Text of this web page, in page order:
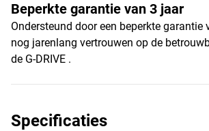
Beperkte garantie van 3 jaar
Ondersteund door een beperkte garantie
nog jarenlang vertrouwen op de
de G-DRIVE .
Specificaties